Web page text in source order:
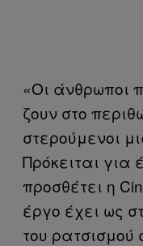
«Οι άνθρωποι
ζουν στο
στερούμενοι
Πρόκειται
προσθέτει η
έργο έχει ως
του ρατσισμού